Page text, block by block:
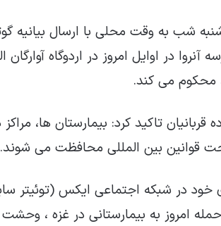
شب به وقت محلی با ارسال بیانیه
در اوایل امروز در اردوگاه آوارگان
می کند.
تاکید کرد: بیمارستان ها، مراکز
قوانین بین المللی محافظت می شوند.
خود در شبکه اجتماعی ایکس (توئیتر
امروز به بیمارستانی در غزه ،